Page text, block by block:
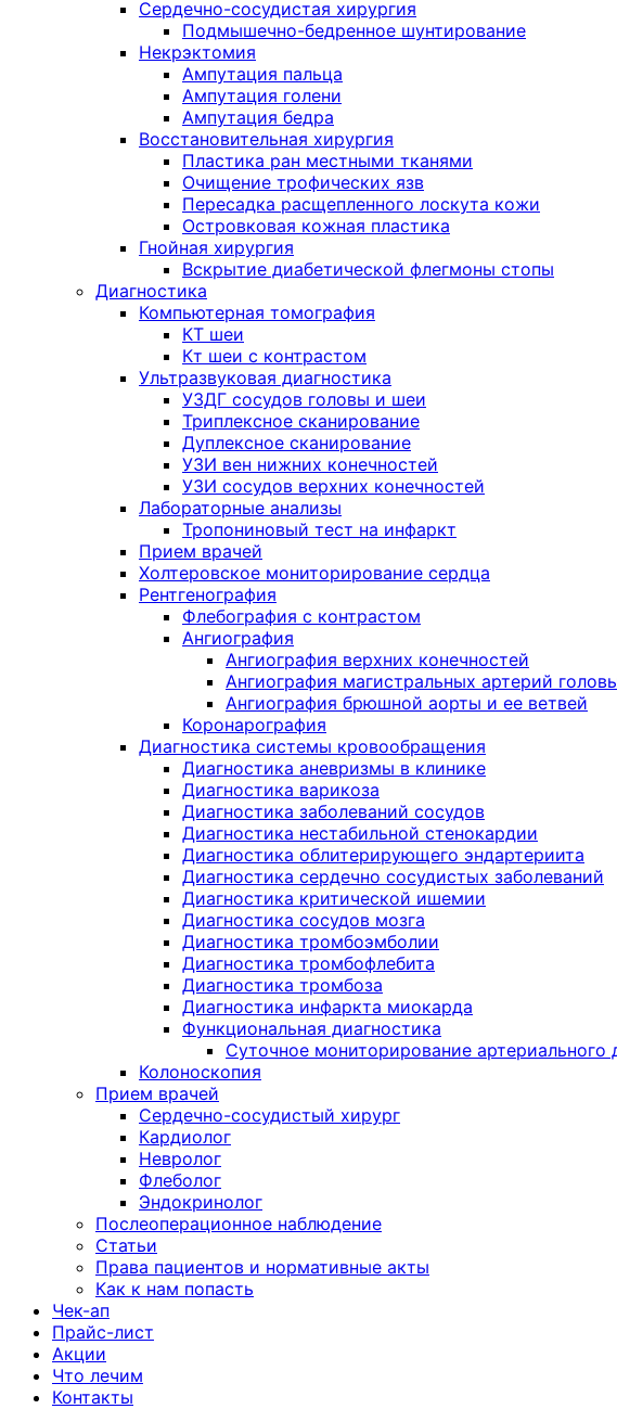
Сердечно-сосудистая хирургия
Подмышечно-бедренное шунтирование
Некрэктомия
Ампутация пальца
Ампутация голени
Ампутация бедра
Восстановительная хирургия
Пластика ран местными тканями
Очищение трофических язв
Пересадка расщепленного лоскута кожи
Островковая кожная пластика
Гнойная хирургия
Вскрытие диабетической флегмоны стопы
Диагностика
Компьютерная томография
КТ шеи
Кт шеи с контрастом
Ультразвуковая диагностика
УЗДГ сосудов головы и шеи
Триплексное сканирование
Дуплексное сканирование
УЗИ вен нижних конечностей
УЗИ сосудов верхних конечностей
Лабораторные анализы
Тропониновый тест на инфаркт
Прием врачей
Холтеровское мониторирование сердца
Рентгенография
Флебография с контрастом
Ангиография
Ангиография верхних конечностей
Ангиография магистральных артерий
Ангиография брюшной аорты и ее ветвей
Коронарография
Диагностика системы кровообращения
Диагностика аневризмы в клинике
Диагностика варикоза
Диагностика заболеваний сосудов
Диагностика нестабильной стенокардии
Диагностика облитерирующего эндартериита
Диагностика сердечно сосудистых заболеваний
Диагностика критической ишемии
Диагностика сосудов мозга
Диагностика тромбоэмболии
Диагностика тромбофлебита
Диагностика тромбоза
Диагностика инфаркта миокарда
Функциональная диагностика
Суточное мониторирование артериального
Колоноскопия
Прием врачей
Сердечно-сосудистый хирург
Кардиолог
Невролог
Флеболог
Эндокринолог
Послеоперационное наблюдение
Статьи
Права пациентов и нормативные акты
Как к нам попасть
Чек-ап
Прайс-лист
Акции
Что лечим
Контакты